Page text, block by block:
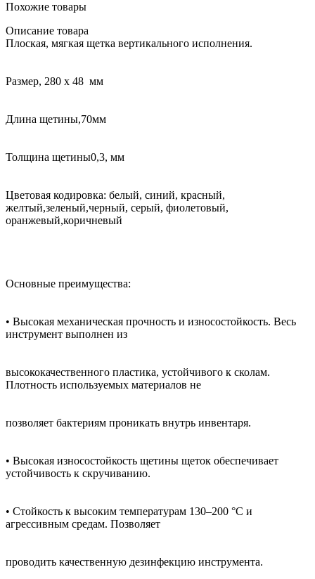
Похожие товары
Описание товара
Плоская, мягкая щетка вертикального исполнения.
Размер, 280 x 48 мм
Длина щетины,70мм
Толщина щетины0,3, мм
Цветовая кодировка: белый, синий, красный,
желтый,зеленый,черный, серый, фиолетовый,
оранжевый,коричневый
Основные преимущества:
• Высокая механическая прочность и износостойкость. Весь
инструмент выполнен из
высококачественного пластика, устойчивого к сколам.
Плотность используемых материалов не
позволяет бактериям проникать внутрь инвентаря.
• Высокая износостойкость щетины щеток обеспечивает
устойчивость к скручиванию.
• Стойкость к высоким температурам 130–200 °С и
агрессивным средам. Позволяет
проводить качественную дезинфекцию инструмента.